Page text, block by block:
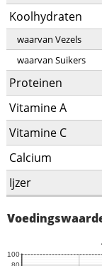
Koolhydraten
waarvan Vezels
waarvan Suikers
Proteinen
Vitamine A
Vitamine C
Calcium
Ijzer